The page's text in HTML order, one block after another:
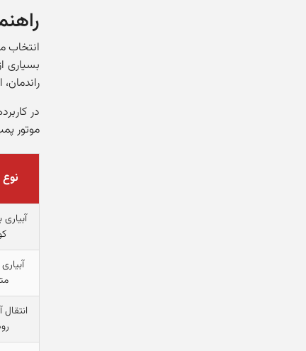
انتخاب
بسیاری
در
موتور
انتقال